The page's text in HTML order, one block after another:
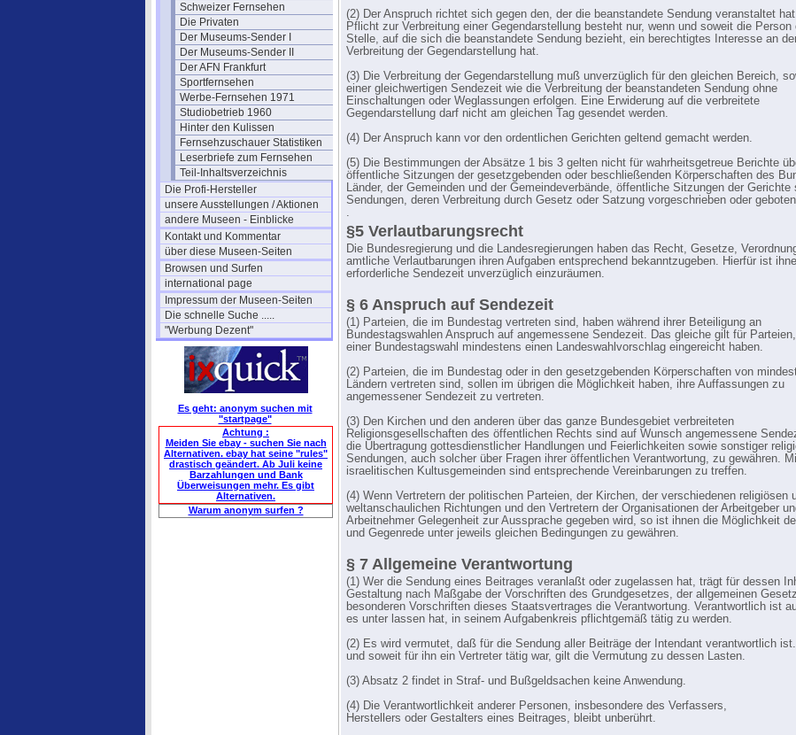
Schweizer Fernsehen
Die Privaten
Der Museums-Sender I
Der Museums-Sender II
Der AFN Frankfurt
Sportfernsehen
Werbe-Fernsehen 1971
Studiobetrieb 1960
Hinter den Kulissen
Fernsehzuschauer Statistiken
Leserbriefe zum Fernsehen
Teil-Inhaltsverzeichnis
Die Profi-Hersteller
unsere Ausstellungen / Aktionen
andere Museen - Einblicke
Kontakt und Kommentar
über diese Museen-Seiten
Browsen und Surfen
international page
Impressum der Museen-Seiten
Die schnelle Suche .....
"Werbung Dezent"
Es geht: anonym suchen mit
"startpage"
Achtung :
Meiden Sie ebay - suchen Sie nach
Alternativen. ebay hat seine "rules"
drastisch geändert. Ab Juli keine
Barzahlungen und Bank
Überweisungen mehr. Es gibt
Alternativen.
Warum anonym surfen ?
(2) Der Anspruch richtet sich gegen den, der die beanstandete Sendung veranstaltet
Pflicht zur Verbreitung einer Gegendarstellung besteht nur, wenn und soweit die Person
Stelle, auf die sich die beanstandete Sendung bezieht, ein berechtigtes Interesse an
Verbreitung der Gegendarstellung hat.
(3) Die Verbreitung der Gegendarstellung muß unverzüglich für den gleichen Bereich,
einer gleichwertigen Sendezeit wie die Verbreitung der beanstandeten Sendung ohne
Einschaltungen oder Weglassungen erfolgen. Eine Erwiderung auf die verbreitete
Gegendarstellung darf nicht am gleichen Tag gesendet werden.
(4) Der Anspruch kann vor den ordentlichen Gerichten geltend gemacht werden.
(5) Die Bestimmungen der Absätze 1 bis 3 gelten nicht für wahrheitsgetreue Berichte
öffentliche Sitzungen der gesetzgebenden oder beschließenden Körperschaften des
Länder, der Gemeinden und der Gemeindeverbände, öffentliche Sitzungen der Gerichte
Sendungen, deren Verbreitung durch Gesetz oder Satzung vorgeschrieben oder
.
§5 Verlautbarungsrecht
Die Bundesregierung und die Landesregierungen haben das Recht, Gesetze,
amtliche Verlautbarungen ihren Aufgaben entsprechend bekanntzugeben. Hierfür ist
erforderliche Sendezeit unverzüglich einzuräumen.
§ 6 Anspruch auf Sendezeit
(1) Parteien, die im Bundestag vertreten sind, haben während ihrer Beteiligung an
Bundestagswahlen Anspruch auf angemessene Sendezeit. Das gleiche gilt für
einer Bundestagswahl mindestens einen Landeswahlvorschlag eingereicht haben.
(2) Parteien, die im Bundestag oder in den gesetzgebenden Körperschaften von
Ländern vertreten sind, sollen im übrigen die Möglichkeit haben, ihre Auffassungen zu
angemessener Sendezeit zu vertreten.
(3) Den Kirchen und den anderen über das ganze Bundesgebiet verbreiteten
Religionsgesellschaften des öffentlichen Rechts sind auf Wunsch angemessene
die Übertragung gottesdienstlicher Handlungen und Feierlichkeiten sowie sonstiger
Sendungen, auch solcher über Fragen ihrer öffentlichen Verantwortung, zu gewähren.
israelitischen Kultusgemeinden sind entsprechende Vereinbarungen zu treffen.
(4) Wenn Vertretern der politischen Parteien, der Kirchen, der verschiedenen religiösen
weltanschaulichen Richtungen und den Vertretern der Organisationen der Arbeitgeber
Arbeitnehmer Gelegenheit zur Aussprache gegeben wird, so ist ihnen die Möglichkeit
und Gegenrede unter jeweils gleichen Bedingungen zu gewähren.
§ 7 Allgemeine Verantwortung
(1) Wer die Sendung eines Beitrages veranlaßt oder zugelassen hat, trägt für dessen
Gestaltung nach Maßgabe der Vorschriften des Grundgesetzes, der allgemeinen
besonderen Vorschriften dieses Staatsvertrages die Verantwortung. Verantwortlich ist
es unter lassen hat, in seinem Aufgabenkreis pflichtgemäß tätig zu werden.
(2) Es wird vermutet, daß für die Sendung aller Beiträge der Intendant verantwortlich
und soweit für ihn ein Vertreter tätig war, gilt die Vermutung zu dessen Lasten.
(3) Absatz 2 findet in Straf- und Bußgeldsachen keine Anwendung.
(4) Die Verantwortlichkeit anderer Personen, insbesondere des Verfassers,
Herstellers oder Gestalters eines Beitrages, bleibt unberührt.